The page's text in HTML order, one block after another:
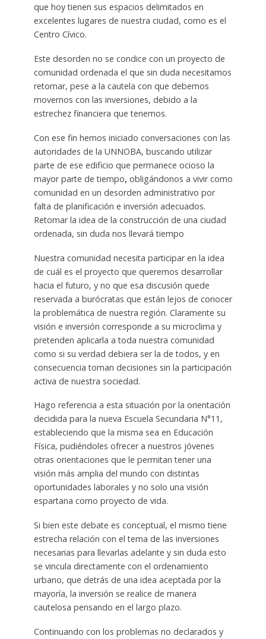
que hoy tienen sus espacios delimitados en
excelentes lugares de nuestra ciudad, como es el
Centro Cívico.
Este desorden no se condice con un proyecto de
comunidad ordenada el que sin duda necesitamos
retomar, pese a la cautela con que debemos
movernos con las inversiones, debido a la
estrechez financiera que tenemos.
Con ese fin hemos iniciado conversaciones con las
autoridades de la UNNOBA, buscando utilizar
parte de ese edificio que permanece ocioso la
mayor parte de tiempo, obligándonos a vivir como
comunidad en un desorden administrativo por
falta de planificación e inversión adecuados.
Retomar la idea de la construcción de una ciudad
ordenada, sin duda nos llevará tiempo
Nuestra comunidad necesita participar en la idea
de cuál es el proyecto que queremos desarrollar
hacia el futuro, y no que esa discusión quede
reservada a burócratas que están lejos de conocer
la problemática de nuestra región. Claramente su
visión e inversión corresponde a su microclima y
pretenden aplicarla a toda nuestra comunidad
como si su verdad debiera ser la de todos, y en
consecuencia toman decisiones sin la participación
activa de nuestra sociedad.
Hago referencia a esta situación por la orientación
decidida para la nueva Escuela Secundaria N°11,
estableciendo que la misma sea en Educación
Física, pudiéndoles ofrecer a nuestros jóvenes
otras orientaciones que le permitan tener una
visión más amplia del mundo con distintas
oportunidades laborales y no solo una visión
espartana como proyecto de vida.
Si bien este debate es conceptual, el mismo tiene
estrecha relación con el tema de las inversiones
necesarias para llevarlas adelante y sin duda esto
se vincula directamente con el ordenamiento
urbano, que detrás de una idea aceptada por la
mayoría, la inversión se realice de manera
cautelosa pensando en el largo plazo.
Continuando con los problemas no declarados y